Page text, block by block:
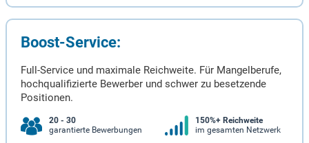
Boost-Service:
Full-Service und maximale Reichweite. Für Mangelberufe,
hochqualifizierte Bewerber und schwer zu besetzende
Positionen.
20 - 30
garantierte Bewerbungen
150%+ Reichweite
im gesamten Netzwerk